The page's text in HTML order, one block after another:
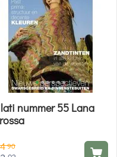
nummer 55 Lana
490